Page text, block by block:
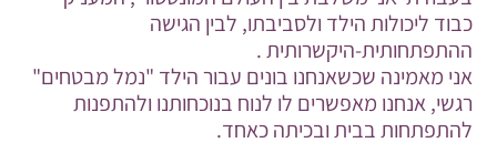
כבוד ליכולות הילד ולסביבתו, לבין הגישה
ההתפתחותית-היקשרותית .
אני מאמינה שכשאנחנו בונים עבור הילד "נמל מבטחים"
רגשי, אנחנו מאפשרים לו לנוח בנוכחותנו ולהתפנות
להתפתחות בבית ובכיתה כאחד.